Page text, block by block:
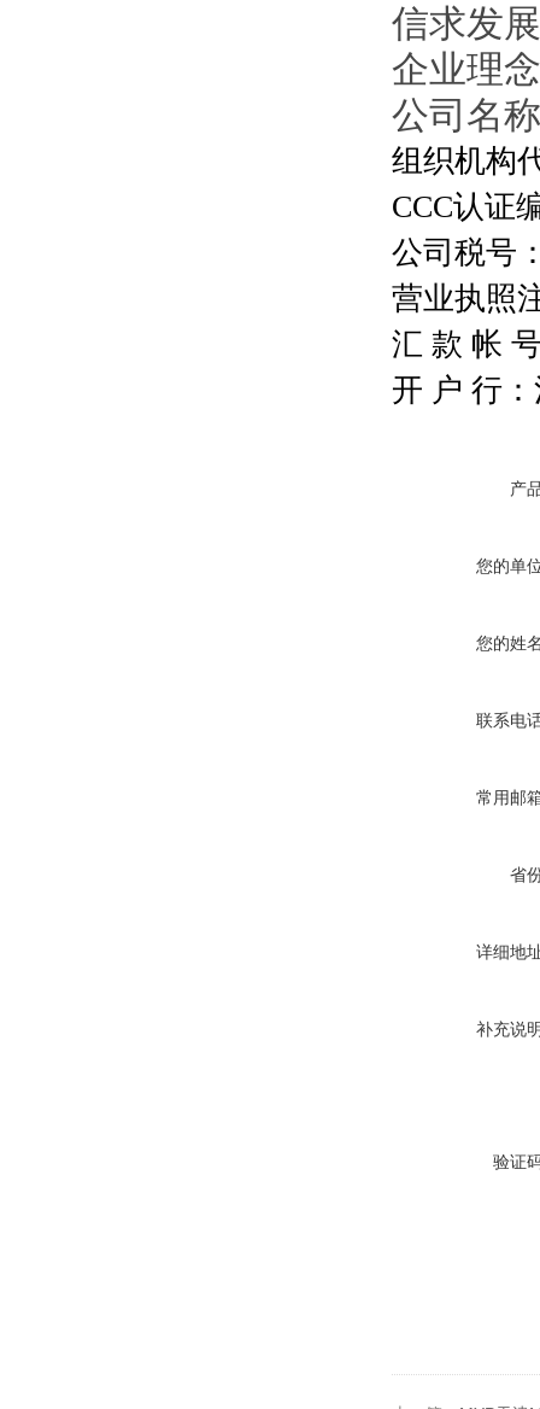
信求发
企业理
公司名
组织机构
CCC认证
公司税号
营业执照
汇 款 帐
开 户 行
产
您的单
您的姓
联系电
常用邮
省
详细地
补充说
验证